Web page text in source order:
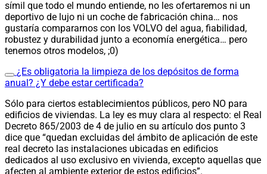
símil que todo el mundo entiende, no les ofertaremos ni un
deportivo de lujo ni un coche de fabricación china… nos
gustaría compararnos con los VOLVO del agua, fiabilidad,
robustez y durabilidad junto a economía energética… pero
tenemos otros modelos, ;0)
¿Es obligatoria la limpieza de los depósitos de forma
anual? ¿Y debe estar certificada?
Sólo para ciertos establecimientos públicos, pero NO para
edificios de viviendas. La ley es muy clara al respecto: el Real
Decreto 865/2003 de 4 de julio en su artículo dos punto 3
dice que “quedan excluidas del ámbito de aplicación de este
real decreto las instalaciones ubicadas en edificios
dedicados al uso exclusivo en vivienda, excepto aquellas que
afecten al ambiente exterior de estos edificios”.